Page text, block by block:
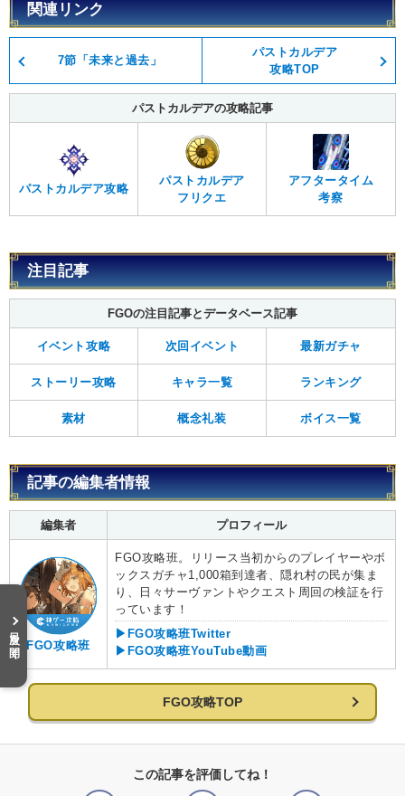
関連リンク
7節「未来と過去」
パストカルデア
攻略TOP
パストカルデアの攻略記事
パストカルデア攻略
パストカルデア
フリクエ
アフタータイム
考察
注目記事
FGOの注目記事とデータベース記事
イベント攻略 次回イベント 最新ガチャ
ストーリー攻略 キャラ一覧 ランキング
素材 概念礼装 ボイス一覧
記事の編集者情報
編集者 プロフィール
FGO攻略班
FGO攻略班。リリース当初からのプレイヤーやボ
ックスガチャ1,000箱到達者、隠れ村の民が集ま
り、日々サーヴァントやクエスト周回の検証を行
っています！
▶FGO攻略班Twitter
▶FGO攻略班YouTube動画
FGO攻略TOP
この記事を評価してね！
目次を開く